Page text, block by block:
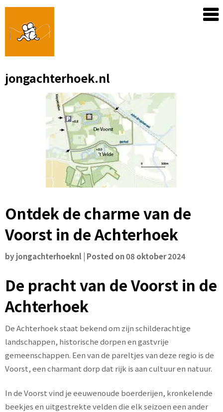
Skip
content
jongachterhoek.nl
Ontdek de charme van de
Voorst in de Achterhoek
byjongachterhoeknl Posted on08 oktober 2024
De pracht van de Voorst in de
Achterhoek
De Achterhoek staat bekend om zijn schilderachtige
landschappen, historische dorpen en gastvrije
gemeenschappen. Een van de pareltjes van deze regio is de
Voorst, een charmant dorp dat rijk is aan cultuur en natuur.
In de Voorst vind je eeuwenoude boerderijen, kronkelende
beekjes en uitgestrekte velden die elk seizoen een ander